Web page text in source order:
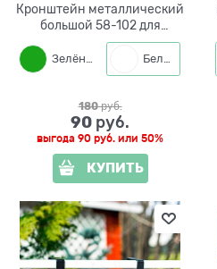
Кронштейн металлический
большой 58-102 для
хранения садового
инвентаря
Зелёный Белый
180 руб.
90 руб.
выгода 90 руб. или 50%
КУПИТЬ